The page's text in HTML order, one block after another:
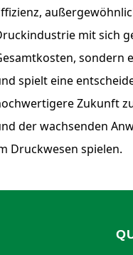
mit sich
sondern
spielt eine
Zukunft
der wachsenden
Druckwesen spielen.